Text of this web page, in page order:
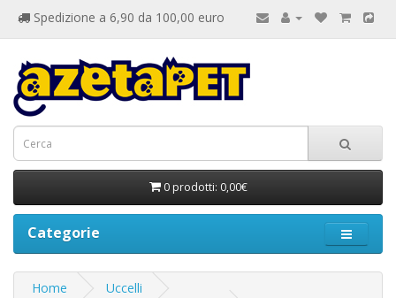
Spedizione a 6,90 da 100,00 euro
0 prodotti: 0,00€
Categorie
Home
Uccelli